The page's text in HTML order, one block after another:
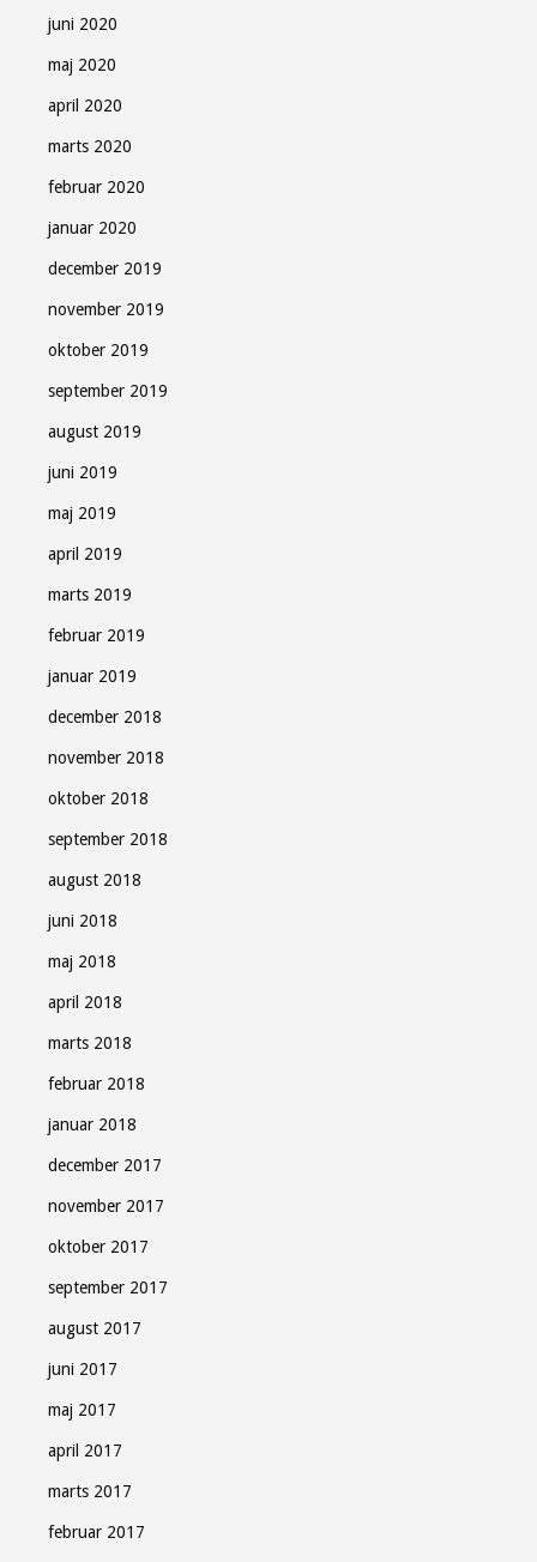
juni 2020
maj 2020
april 2020
marts 2020
februar 2020
januar 2020
december 2019
november 2019
oktober 2019
september 2019
august 2019
juni 2019
maj 2019
april 2019
marts 2019
februar 2019
januar 2019
december 2018
november 2018
oktober 2018
september 2018
august 2018
juni 2018
maj 2018
april 2018
marts 2018
februar 2018
januar 2018
december 2017
november 2017
oktober 2017
september 2017
august 2017
juni 2017
maj 2017
april 2017
marts 2017
februar 2017